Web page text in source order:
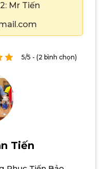
Mr Tiến
5/5 - (2 bình chọn)
Tiến